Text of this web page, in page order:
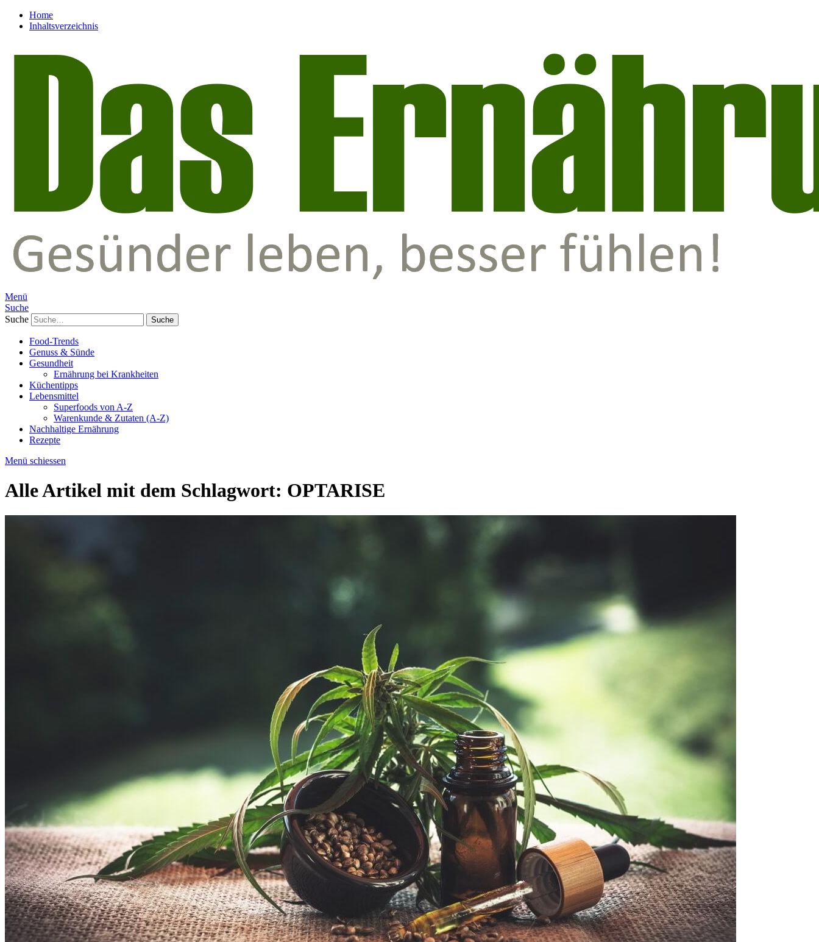
Home
Inhaltsverzeichnis
Menü
Suche
Suche
Food-Trends
Genuss & Sünde
Gesundheit
Ernährung bei Krankheiten
Küchentipps
Lebensmittel
Superfoods von A-Z
Warenkunde & Zutaten (A-Z)
Nachhaltige Ernährung
Rezepte
Menü schiessen
Alle Artikel mit dem Schlagwort: OPTARISE